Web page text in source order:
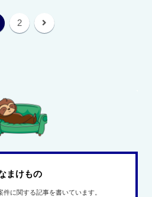
2
まけもの
に関する記事を書いています。